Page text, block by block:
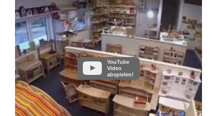
YouTube
Video
abspielen!